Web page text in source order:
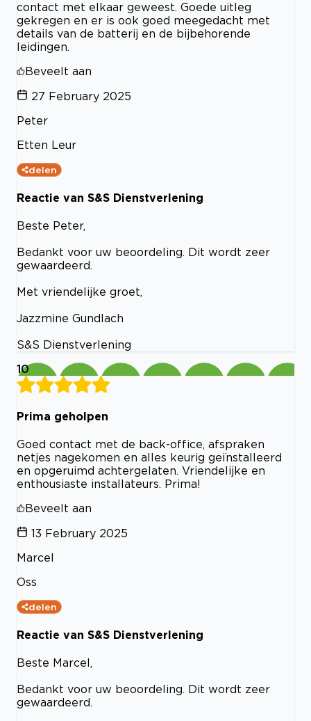
contact met elkaar geweest. Goede uitleg
gekregen en er is ook goed meegedacht met
details van de batterij en de bijbehorende
leidingen.
Beveelt aan
27 February 2025
Peter
Etten Leur
delen
Reactie van S&S Dienstverlening
Beste Peter,
Bedankt voor uw beoordeling. Dit wordt zeer
gewaardeerd.
Met vriendelijke groet,
Jazzmine Gundlach
S&S Dienstverlening
10
Prima geholpen
Goed contact met de back-office, afspraken
netjes nagekomen en alles keurig geïnstalleerd
en opgeruimd achtergelaten. Vriendelijke en
enthousiaste installateurs. Prima!
Beveelt aan
13 February 2025
Marcel
Oss
delen
Reactie van S&S Dienstverlening
Beste Marcel,
Bedankt voor uw beoordeling. Dit wordt zeer
gewaardeerd.